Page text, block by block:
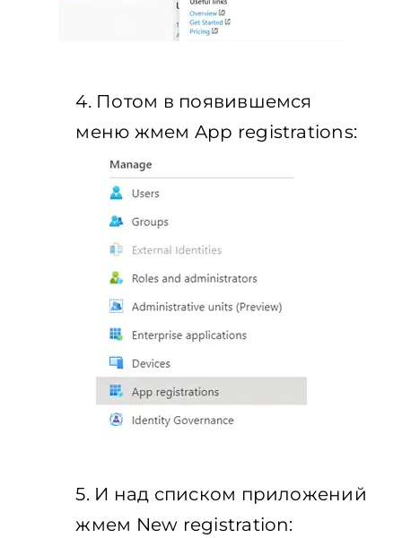
4. Потом в появившемся
меню жмем App registrations:
5. И над списком приложений
жмем New registration: